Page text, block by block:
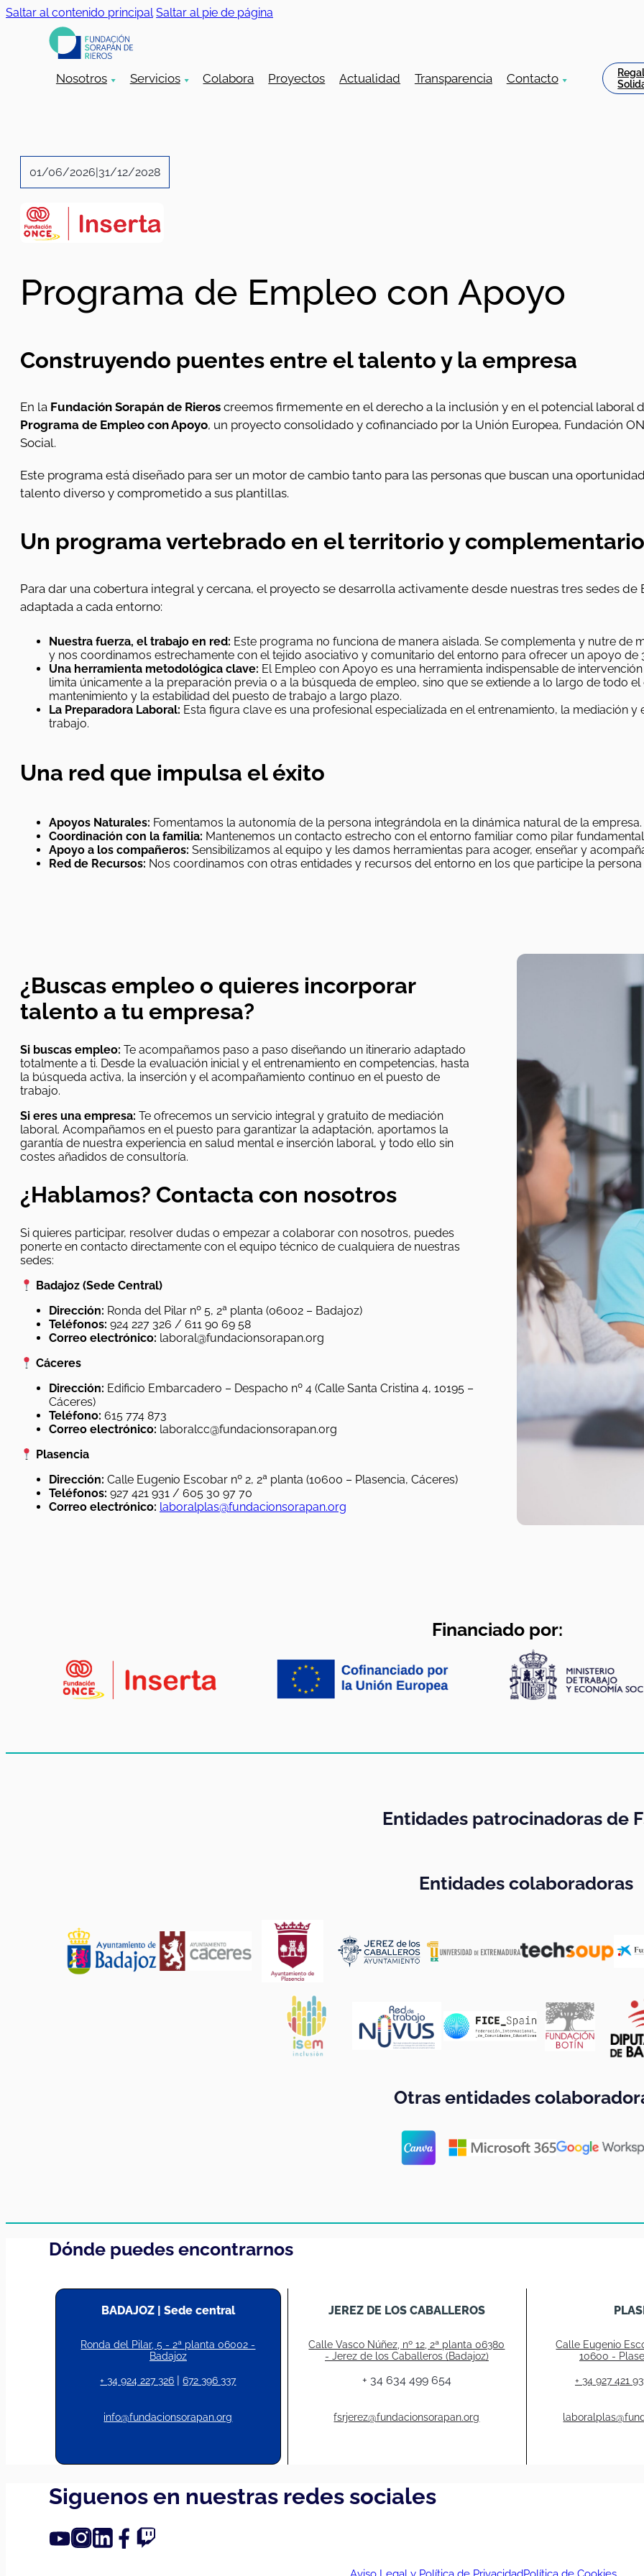
Saltar al contenido principal Saltar al pie de página
Nosotros Servicios Colabora Proyectos Actualidad Transparencia Contacto
01/06/2026|31/12/2028
Programa de Empleo con Apoyo
Construyendo puentes entre el talento y la empresa
En la Fundación Sorapán de Rieros creemos firmemente en el derecho a la inclusión y en el potencial laboral
Programa de Empleo con Apoyo, un proyecto consolidado y cofinanciado por la Unión Europea, Fundación
Social.
Este programa está diseñado para ser un motor de cambio tanto para las personas que buscan una
talento diverso y comprometido a sus plantillas.
Un programa vertebrado en el territorio y complementario
Para dar una cobertura integral y cercana, el proyecto se desarrolla activamente desde nuestras tres sedes
adaptada a cada entorno:
Nuestra fuerza, el trabajo en red: Este programa no funciona de manera aislada. Se complementa y nutre
y nos coordinamos estrechamente con el tejido asociativo y comunitario del entorno para ofrecer un apoyo de
Una herramienta metodológica clave: El Empleo con Apoyo es una herramienta indispensable de
limita únicamente a la preparación previa o a la búsqueda de empleo, sino que se extiende a lo largo de todo
mantenimiento y la estabilidad del puesto de trabajo a largo plazo.
La Preparadora Laboral: Esta figura clave es una profesional especializada en el entrenamiento, la mediación
trabajo.
Una red que impulsa el éxito
Apoyos Naturales: Fomentamos la autonomía de la persona integrándola en la dinámica natural de la empresa.
Coordinación con la familia: Mantenemos un contacto estrecho con el entorno familiar como pilar
Apoyo a los compañeros: Sensibilizamos al equipo y les damos herramientas para acoger, enseñar y
Red de Recursos: Nos coordinamos con otras entidades y recursos del entorno en los que participe la
¿Buscas empleo o quieres incorporar
talento a tu empresa?
Si buscas empleo: Te acompañamos paso a paso diseñando un itinerario adaptado
totalmente a ti. Desde la evaluación inicial y el entrenamiento en competencias, hasta
la búsqueda activa, la inserción y el acompañamiento continuo en el puesto de
trabajo.
Si eres una empresa: Te ofrecemos un servicio integral y gratuito de mediación
laboral. Acompañamos en el puesto para garantizar la adaptación, aportamos la
garantía de nuestra experiencia en salud mental e inserción laboral, y todo ello sin
costes añadidos de consultoría.
¿Hablamos? Contacta con nosotros
Si quieres participar, resolver dudas o empezar a colaborar con nosotros, puedes
ponerte en contacto directamente con el equipo técnico de cualquiera de nuestras
sedes:
Badajoz (Sede Central)
Dirección: Ronda del Pilar nº 5, 2ª planta (06002 – Badajoz)
Teléfonos: 924 227 326 / 611 90 69 58
Correo electrónico: laboral@fundacionsorapan.org
Cáceres
Dirección: Edificio Embarcadero – Despacho nº 4 (Calle Santa Cristina 4, 10195 –
Cáceres)
Teléfono: 615 774 873
Correo electrónico: laboralcc@fundacionsorapan.org
Plasencia
Dirección: Calle Eugenio Escobar nº 2, 2ª planta (10600 – Plasencia, Cáceres)
Teléfonos: 927 421 931 / 605 30 97 70
Correo electrónico: laboralplas@fundacionsorapan.org
Financiado por:
Entidades patrocinadoras de
Entidades colaboradoras
Otras entidades
Dónde puedes encontrarnos
BADAJOZ | Sede central
Ronda del Pilar, 5 - 2ª planta 06002 -
Badajoz
+ 34 924 227 326 |672 396 337
info@fundacionsorapan.org
JEREZ DE LOS CABALLEROS
Calle Vasco Núñez, nº 12, 2ª planta 06380
- Jerez de los Caballeros (Badajoz)
+ 34 634 499 654
fsrjerez@fundacionsorapan.org
Calle Eugenio
10600 -
+ 34 927 421
Siguenos en nuestras redes sociales